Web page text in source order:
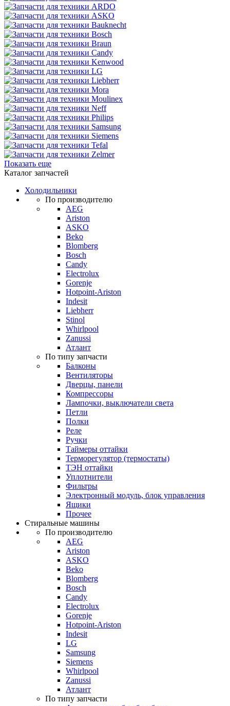
Показать еще
Каталог запчастей
Холодильники
По производителю
AEG
Ariston
ASKO
Beko
Blomberg
Bosch
Candy
Electrolux
Gorenje
Hotpoint-Ariston
Indesit
Liebherr
Stinol
Whirlpool
Zanussi
Атлант
По типу запчасти
Балконы
Вентиляторы
Дверцы, панели
Компрессоры
Лампочки, выключатели света
Петли
Полки
Реле
Ручки
Таймеры оттайки
Терморегулятор (термостаты)
ТЭН оттайки
Уплотнители
Фильтры
Электронный модуль, блок управления
Ящики
Прочее
Стиральные машины
По производителю
AEG
Ariston
ASKO
Beko
Blomberg
Bosch
Candy
Electrolux
Gorenje
Hotpoint-Ariston
Indesit
LG
Samsung
Siemens
Whirlpool
Zanussi
Атлант
По типу запчасти